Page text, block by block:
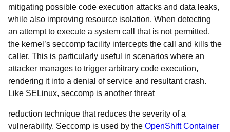
mitigating possible code execution attacks and data leaks,
while also improving resource isolation. When detecting
an attempt to execute a system call that is not permitted,
the kernel’s seccomp facility intercepts the call and kills the
caller. This is particularly useful in scenarios where an
attacker manages to trigger arbitrary code execution,
rendering it into a denial of service and resultant crash.
Like SELinux, seccomp is another threat
reduction technique that reduces the severity of a
vulnerability. Seccomp is used by the OpenShift Container